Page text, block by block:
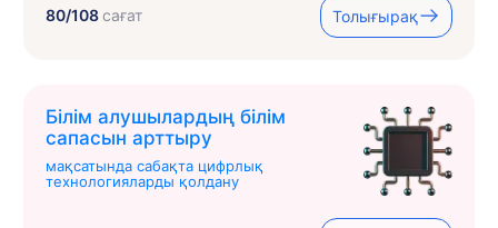
80/108сағат Толығырақ
Білім алушылардың білім
сапасын арттыру
мақсатында сабақта цифрлық
технологияларды қолдану